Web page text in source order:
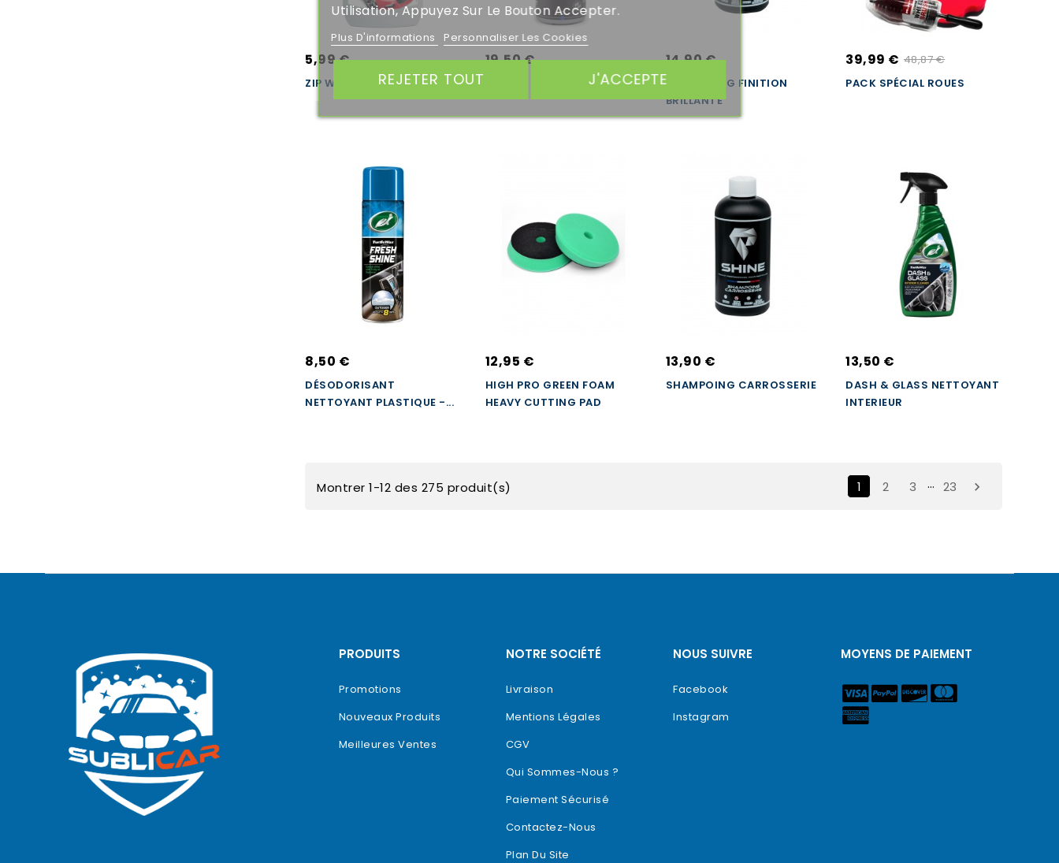
5,99 €
ZIP WAX SHAMPOING
19,50 € 14,90 €
SHAMPOING FINITION
BRILLANTE
39,99 € 48,87 €
PACK SPÉCIAL ROUES
8,50 €
DÉSODORISANT
NETTOYANT PLASTIQUE -...
12,95 €
HIGH PRO GREEN FOAM
HEAVY CUTTING PAD
13,90 €
SHAMPOING CARROSSERIE
13,50 €
DASH & GLASS NETTOYANT
INTERIEUR
Montrer 1-12 des 275 produit(s) 1 2 3 … 23 
PRODUITS
Promotions
Nouveaux Produits
Meilleures Ventes
NOTRE SOCIÉTÉ
Livraison
Mentions Légales
CGV
Qui Sommes-Nous ?
Paiement Sécurisé
Contactez-Nous
Plan Du Site
NOUS SUIVRE
Facebook
Instagram
Utilisation, Appuyez Sur Le Bouton Accepter.
Plus D'informations Personnaliser Les Cookies
REJETER TOUT J'ACCEPTE
MOYENS DE PAIEMENT